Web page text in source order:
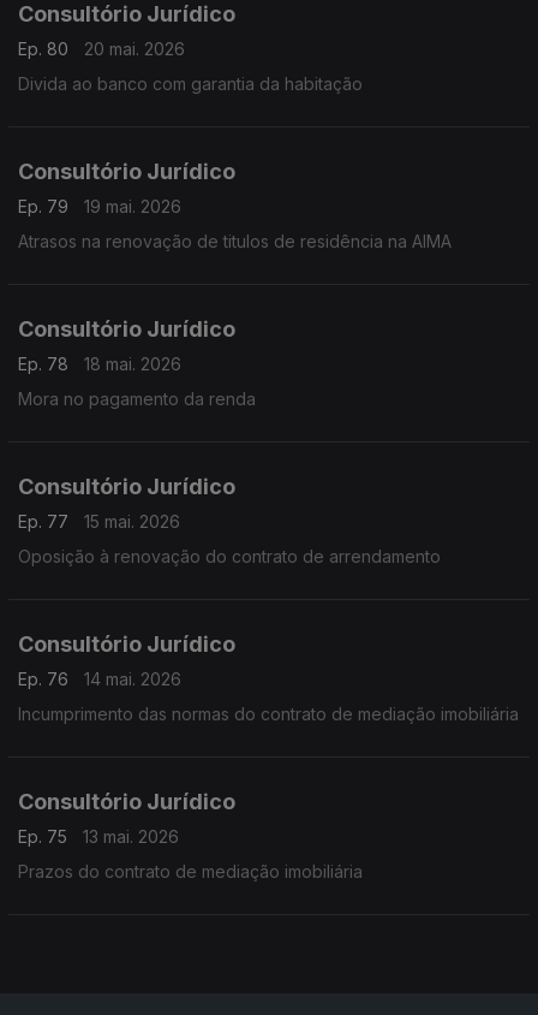
Consultório Jurídico
Ep. 80
20 mai. 2026
Divida ao banco com garantia da habitação
Consultório Jurídico
Ep. 79
19 mai. 2026
Atrasos na renovação de titulos de residência na AIMA
Consultório Jurídico
Ep. 78
18 mai. 2026
Mora no pagamento da renda
Consultório Jurídico
Ep. 77
15 mai. 2026
Oposição à renovação do contrato de arrendamento
Consultório Jurídico
Ep. 76
14 mai. 2026
Incumprimento das normas do contrato de mediação imobiliária
Consultório Jurídico
Ep. 75
13 mai. 2026
Prazos do contrato de mediação imobiliária